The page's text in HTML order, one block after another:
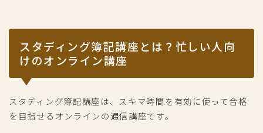
スタディング簿記講座とは？忙しい人向
けのオンライン講座
スタディング簿記講座は、スキマ時間を有効に使って合格
を目指せるオンラインの通信講座です。